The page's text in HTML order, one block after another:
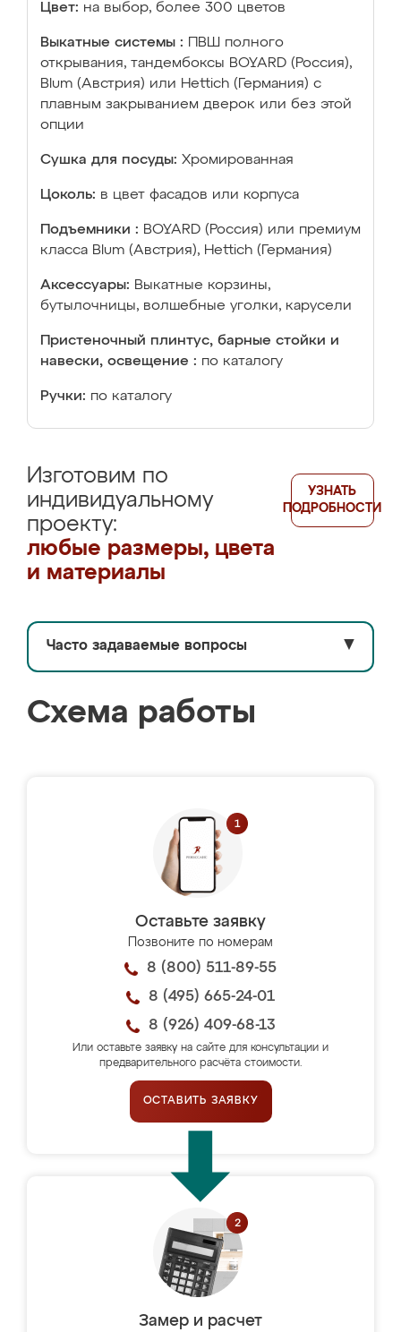
Цвет: на выбор, более 300 цветов
Выкатные системы :
ПВШ полного
открывания, тандембоксы BOYARD (Россия),
Blum (Австрия) или Hettich (Германия) с
плавным закрыванием дверок или без этой
опции
Сушка для посуды: Хромированная
Цоколь: в цвет фасадов или корпуса
Подъемники : BOYARD (Россия) или премиум
класса Blum (Австрия), Hettich (Германия)
Аксессуары: Выкатные корзины,
бутылочницы, волшебные уголки, карусели
Пристеночный плинтус, барные стойки и
навески, освещение : по каталогу
Ручки: по каталогу
Изготовим по
индивидуальному
проекту:
любые размеры, цвета
и материалы
УЗНАТЬ
ПОДРОБНОСТИ
Часто задаваемые вопросы ▼
Схема работы
Оставьте заявку
Позвоните по номерам
8 (800) 511-89-55
8 (495) 665-24-01
8 (926) 409-68-13
Или оставьте заявку на сайте для консультации и
предварительного расчёта стоимости.
ОСТАВИТЬ ЗАЯВКУ
Замер и расчет